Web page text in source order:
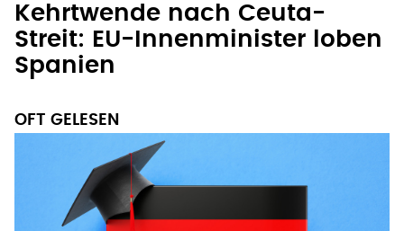
Kehrtwende nach Ceuta-
Streit: EU-Innenminister loben
Spanien
OFT GELESEN